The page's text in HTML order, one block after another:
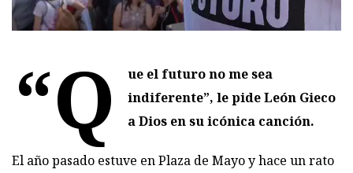
“Q
ue el futuro no me sea
indiferente”, le pide León Gieco
a Dios en su icónica canción.
El año pasado estuve en Plaza de Mayo y hace un rato